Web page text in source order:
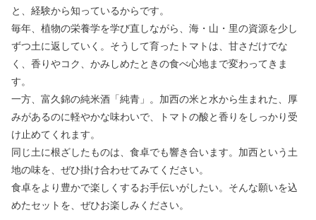
と、経験から知っているからです。
毎年、植物の栄養学を学び直しながら、海・山・里の資源を少し
ずつ土に返していく。そうして育ったトマトは、甘さだけでな
く、香りやコク、かみしめたときの食べ心地まで変わってきま
す。
一方、富久錦の純米酒「純青」。加西の米と水から生まれた、厚
みがあるのに軽やかな味わいで、トマトの酸と香りをしっかり受
け止めてくれます。
同じ土に根ざしたものは、食卓でも響き合います。加西という土
地の味を、ぜひ掛け合わせてみてください。
食卓をより豊かで楽しくするお手伝いがしたい。そんな願いを込
めたセットを、ぜひお楽しみください。